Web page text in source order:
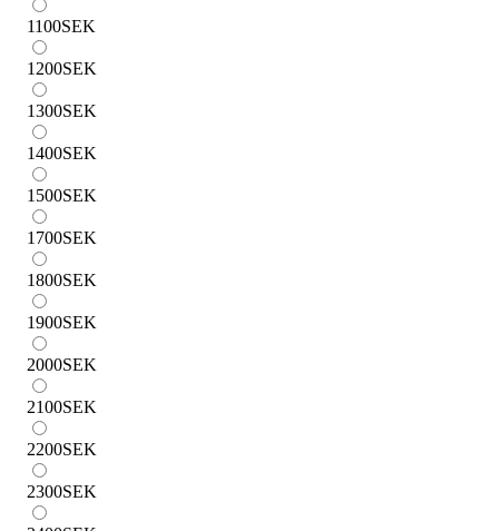
1100SEK
1200SEK
1300SEK
1400SEK
1500SEK
1700SEK
1800SEK
1900SEK
2000SEK
2100SEK
2200SEK
2300SEK